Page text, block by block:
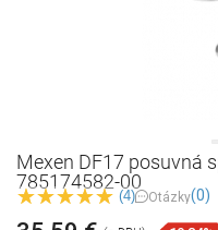
Mexen DF17 posuvná
785174582-00
(4) Otázky(0)